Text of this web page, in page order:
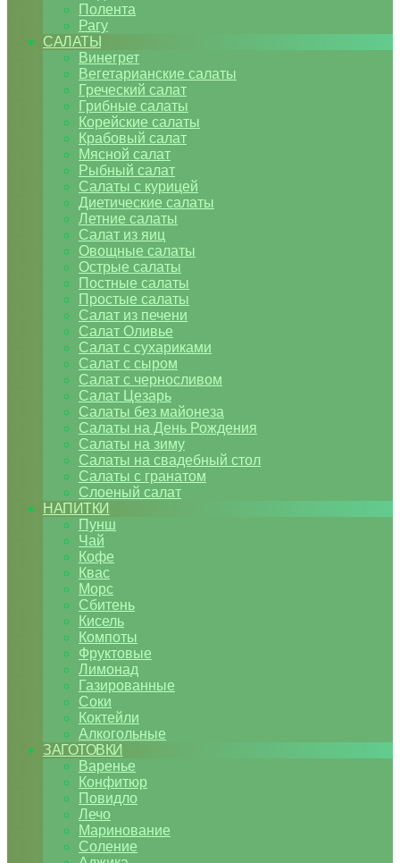
Полента
Рагу
САЛАТЫ
Винегрет
Вегетарианские салаты
Греческий салат
Грибные салаты
Корейские салаты
Крабовый салат
Мясной салат
Рыбный салат
Салаты с курицей
Диетические салаты
Летние салаты
Салат из яиц
Овощные салаты
Острые салаты
Постные салаты
Простые салаты
Салат из печени
Салат Оливье
Салат с сухариками
Салат с сыром
Салат с черносливом
Салат Цезарь
Салаты без майонеза
Салаты на День Рождения
Салаты на зиму
Салаты на свадебный стол
Салаты с гранатом
Слоеный салат
НАПИТКИ
Пунш
Чай
Кофе
Квас
Морс
Сбитень
Кисель
Компоты
Фруктовые
Лимонад
Газированные
Соки
Коктейли
Алкогольные
ЗАГОТОВКИ
Варенье
Конфитюр
Повидло
Лечо
Маринование
Соление